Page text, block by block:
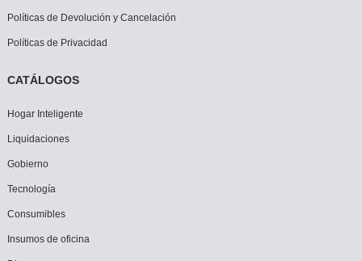
Políticas de Devolución y Cancelación
Políticas de Privacidad
CATÁLOGOS
Hogar Inteligente
Liquidaciones
Gobierno
Tecnología
Consumibles
Insumos de oficina